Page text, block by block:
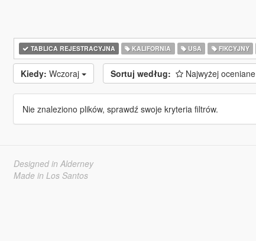
TABLICA REJESTRACYJNA KALIFORNIA USA FIKCYJNY
Kiedy: Wczoraj Sortuj według: Najwyżej oceniane
Nie znaleziono plików, sprawdź swoje kryteria filtrów.
Designed in Alderney
Made in Los Santos